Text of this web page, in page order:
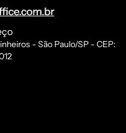
- São Paulo/SP - CEP: